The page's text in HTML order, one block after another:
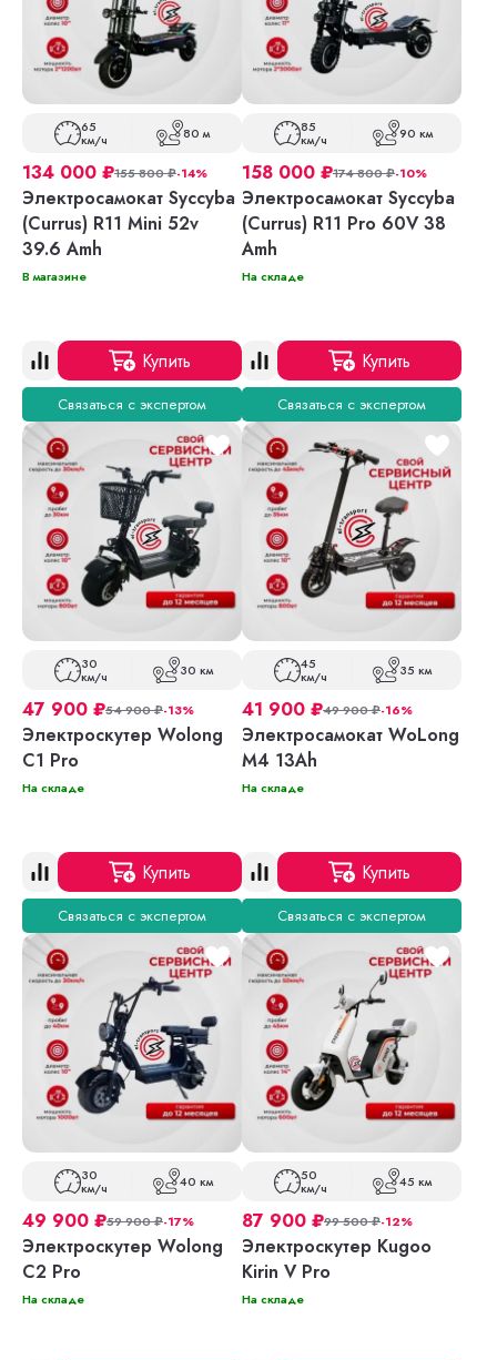
65
км/ч 80 м
134 000 ₽155 800₽-14%
Электросамокат Syccyba
(Currus) R11 Mini 52v
39.6 Amh
В магазине
Купить
Связаться с экспертом
85
км/ч 90 км
158 000 ₽174 800₽-10%
Электросамокат Syccyba
(Currus) R11 Pro 60V 38
Amh
На складе
Купить
Связаться с экспертом
30
км/ч 30 км
47 900 ₽54 900₽-13%
Электроскутер Wolong
C1 Pro
На складе
Купить
Связаться с экспертом
45
км/ч 35 км
41 900 ₽49 900₽-16%
Электросамокат WoLong
M4 13Ah
На складе
Купить
Связаться с экспертом
30
км/ч 40 км
49 900 ₽59 900₽-17%
Электроскутер Wolong
C2 Pro
На складе
50
км/ч 45 км
87 900 ₽99 500₽-12%
Электроскутер Kugoo
Kirin V Pro
На складе